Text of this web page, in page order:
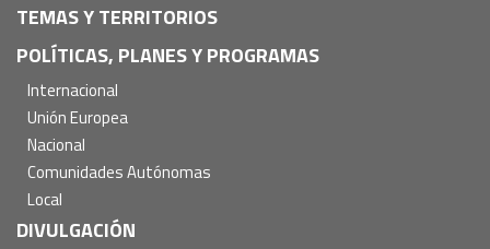
TEMAS Y TERRITORIOS
POLÍTICAS, PLANES Y PROGRAMAS
Internacional
Unión Europea
Nacional
Comunidades Autónomas
Local
DIVULGACIÓN